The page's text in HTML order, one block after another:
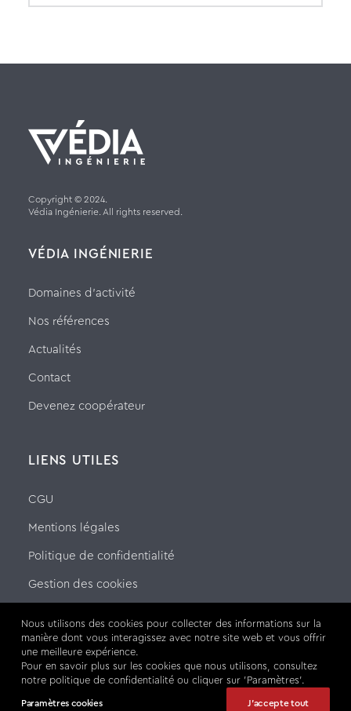
Copyright © 2024.
Védia Ingénierie. All rights reserved.
VÉDIA INGÉNIERIE
Domaines d’activité
Nos références
Actualités
Contact
Devenez coopérateur
LIENS UTILES
CGU
Mentions légales
Politique de confidentialité
Gestion des cookies
SUIVEZ-NOUS SUR
Nous utilisons des cookies pour collecter des informations sur la
manière dont vous interagissez avec notre site web et vous offrir
une meilleure expérience.
Pour en savoir plus sur les cookies que nous utilisons, consultez
notre politique de confidentialité ou cliquer sur 'Paramètres'.
Paramètres cookies J'accepte tout